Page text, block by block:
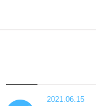
2021.06.15